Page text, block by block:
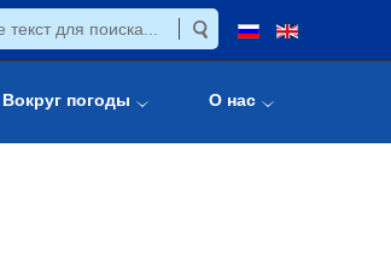
Вокруг погоды О нас